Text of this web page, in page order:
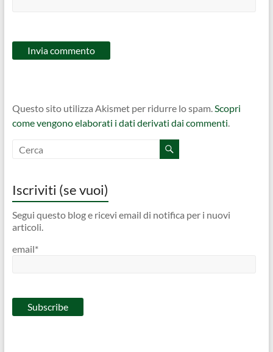
Questo sito utilizza Akismet per ridurre lo spam.Scopri
come vengono elaborati i dati derivati dai commenti.
Iscriviti (se vuoi)
Segui questo blog e ricevi email di notifica per i nuovi
articoli.
email*